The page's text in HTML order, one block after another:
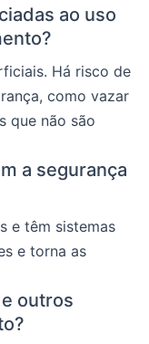
ao uso
Há risco de
como vazar
que não são
a segurança
e têm sistemas
e torna as
outros